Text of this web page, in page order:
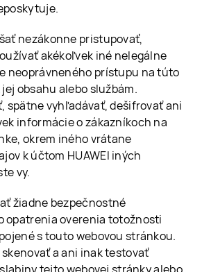
nezákonne pristupovať,
akékoľvek iné nelegálne
neoprávneného prístupu na túto
obsahu alebo službám.
spätne vyhľadávať, dešifrovať ani
informácie o zákazníkoch na
okrem iného vrátane
k účtom HUAWEI iných
vy.
žiadne bezpečnostné
opatrenia overenia totožnosti
s touto webovou stránkou.
a ani inak testovať